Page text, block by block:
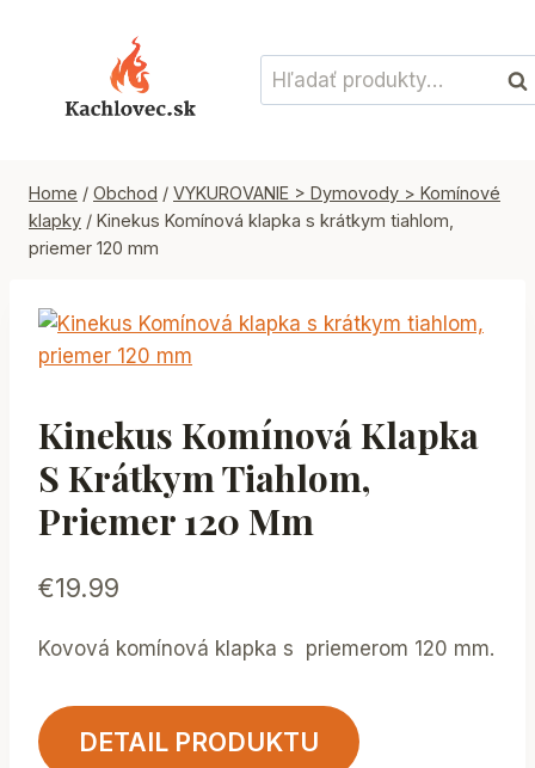
Hľadať:
Home / Obchod / VYKUROVANIE > Dymovody > Komínové
klapky / Kinekus Komínová klapka s krátkym tiahlom,
priemer 120 mm
Kinekus Komínová Klapka
S Krátkym Tiahlom,
Priemer 120 Mm
€19.99
Kovová komínová klapka s priemerom 120 mm.
DETAIL PRODUKTU